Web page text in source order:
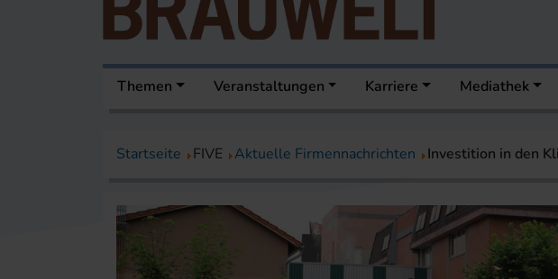
Themen Veranstaltungen Karriere Mediathek
Startseite FIVE Aktuelle Firmennachrichten Investition in den